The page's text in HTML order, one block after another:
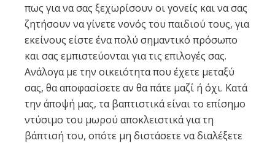
πως για να σας ξεχωρίσουν οι γονείς και να σας
ζητήσουν να γίνετε νονός του παιδιού τους, για
εκείνους είστε ένα πολύ σημαντικό πρόσωπο
και σας εμπιστεύονται για τις επιλογές σας.
Ανάλογα με την οικειότητα που έχετε μεταξύ
σας, θα αποφασίσετε αν θα πάτε μαζί ή όχι. Κατά
την άποψή μας, τα βαπτιστικά είναι το επίσημο
ντύσιμο του μωρού αποκλειστικά για τη
βάπτισή του, οπότε μη διστάσετε να διαλέξετε